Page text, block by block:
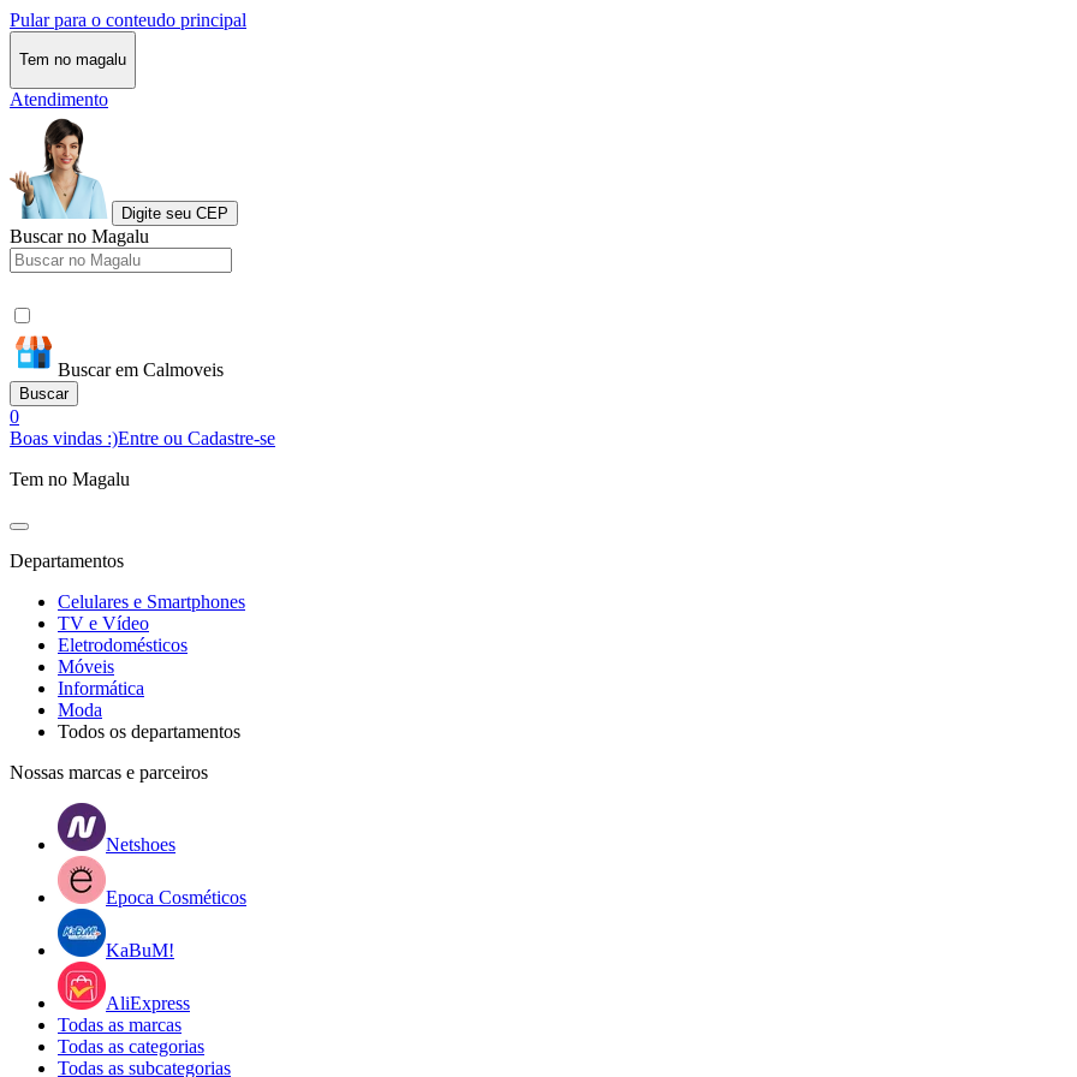
Pular para o conteudo principal
Tem no magalu
Atendimento
Digite seu CEP
Buscar no Magalu
Buscar em Calmoveis
Buscar
0
Boas vindas :)Entre ou Cadastre-se
Tem no Magalu
Departamentos
Celulares e Smartphones
TV e Vídeo
Eletrodomésticos
Móveis
Informática
Moda
Todos os departamentos
Nossas marcas e parceiros
Netshoes
Epoca Cosméticos
KaBuM!
AliExpress
Todas as marcas
Todas as categorias
Todas as subcategorias